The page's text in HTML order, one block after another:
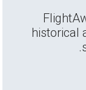
historical